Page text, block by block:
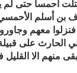
أحمسا حتى لم
بن أسلم الأحمسي
معهم وجاوروهم
الحارث على قبيلة
منهم الا القليل